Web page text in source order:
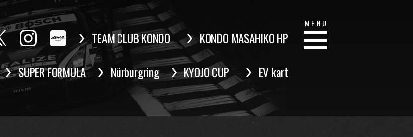
TEAM CLUB KONDO KONDO MASAHIKO HP
MENU
SUPER FORMULA Nürburgring KYOJO CUP EV kart